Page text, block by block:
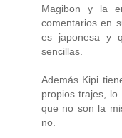
Magibon y la
comentarios en
es japonesa y
sencillas.
Además Kipi
propios trajes,
que no son la
no.